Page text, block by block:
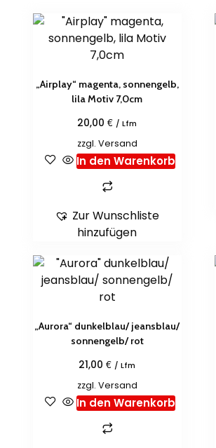
„Airplay“ magenta, sonnengelb,
lila Motiv 7,0cm
20,00€ / Lfm
zzgl. Versand
In den Warenkorb
Zur Wunschliste
hinzufügen
„Aurora“ dunkelblau/ jeansblau/
sonnengelb/ rot
21,00€ / Lfm
zzgl. Versand
In den Warenkorb